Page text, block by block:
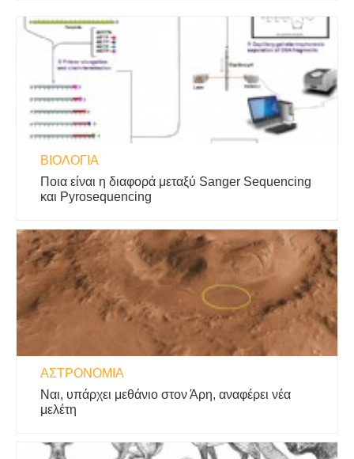
ΒΙΟΛΟΓΊΑ
Ποια είναι η διαφορά μεταξύ Sanger Sequencing
και Pyrosequencing
ΑΣΤΡΟΝΟΜΊΑ
Ναι, υπάρχει μεθάνιο στον Άρη, αναφέρει νέα
μελέτη